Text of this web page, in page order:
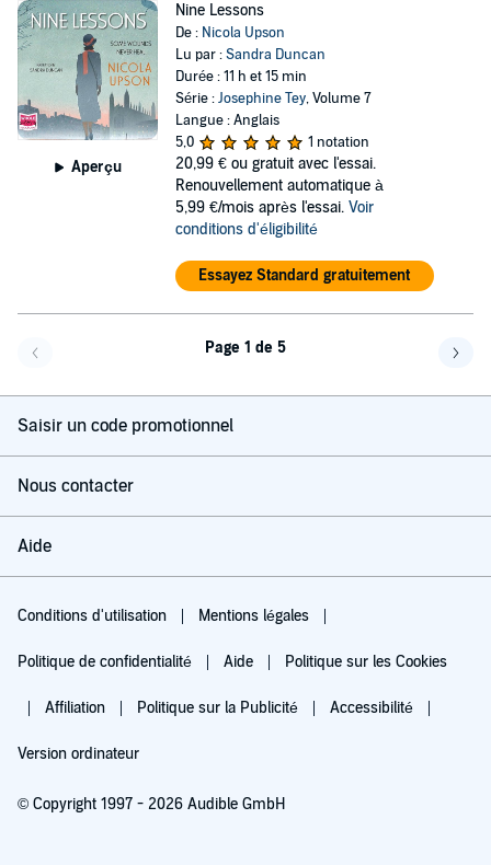
Aperçu
Nine Lessons
De : Nicola Upson
Lu par :Sandra Duncan
Durée : 11 h et 15 min
Série :Josephine Tey, Volume 7
Langue : Anglais
5,0
1 notation
20,99 € ou gratuit avec l'essai.
Renouvellement automatique à
5,99 €/mois après l'essai. Voir
conditions d'éligibilité
Essayez Standard gratuitement
Page 1 de 5
Saisir un code promotionnel
Nous contacter
Aide
Conditions d'utilisation Mentions légales
Politique de confidentialité Aide Politique sur les Cookies
Affiliation Politique sur la Publicité Accessibilité
Version ordinateur
© Copyright 1997 - 2026 Audible GmbH